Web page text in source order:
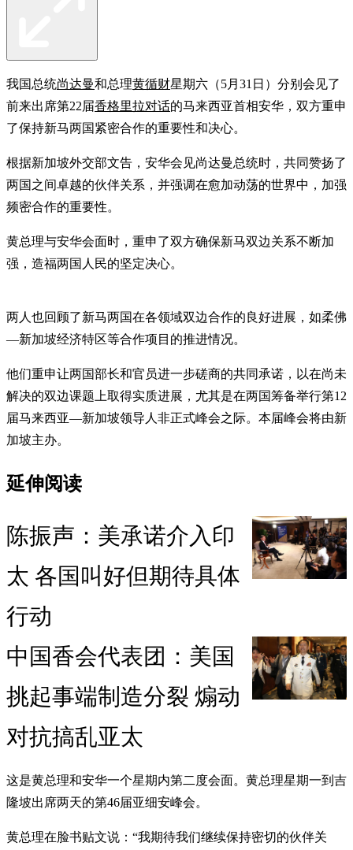
我国总统尚达曼和总理黄循财星期六（5月31日）分别会见了
前来出席第22届香格里拉对话的马来西亚首相安华，双方重申
了保持新马两国紧密合作的重要性和决心。
根据新加坡外交部文告，安华会见尚达曼总统时，共同赞扬了
两国之间卓越的伙伴关系，并强调在愈加动荡的世界中，加强
频密合作的重要性。
黄总理与安华会面时，重申了双方确保新马双边关系不断加
强，造福两国人民的坚定决心。
两人也回顾了新马两国在各领域双边合作的良好进展，如柔佛
—新加坡经济特区等合作项目的推进情况。
他们重申让两国部长和官员进一步磋商的共同承诺，以在尚未
解决的双边课题上取得实质进展，尤其是在两国筹备举行第12
届马来西亚—新加坡领导人非正式峰会之际。本届峰会将由新
加坡主办。
延伸阅读
陈振声：美承诺介入印
太 各国叫好但期待具体
行动
中国香会代表团：美国
挑起事端制造分裂 煽动
对抗搞乱亚太
这是黄总理和安华一个星期内第二度会面。黄总理星期一到吉
隆坡出席两天的第46届亚细安峰会。
黄总理在脸书贴文说：“我期待我们继续保持密切的伙伴关